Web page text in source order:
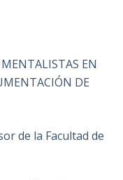
EN
DE
de la Facultad de